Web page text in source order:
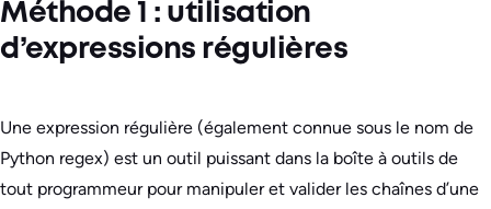
Méthode 1 : utilisation
d’expressions régulières
Une expression régulière (également connue sous le nom de
Python regex) est un outil puissant dans la boîte à outils de
tout programmeur pour manipuler et valider les chaînes d’une